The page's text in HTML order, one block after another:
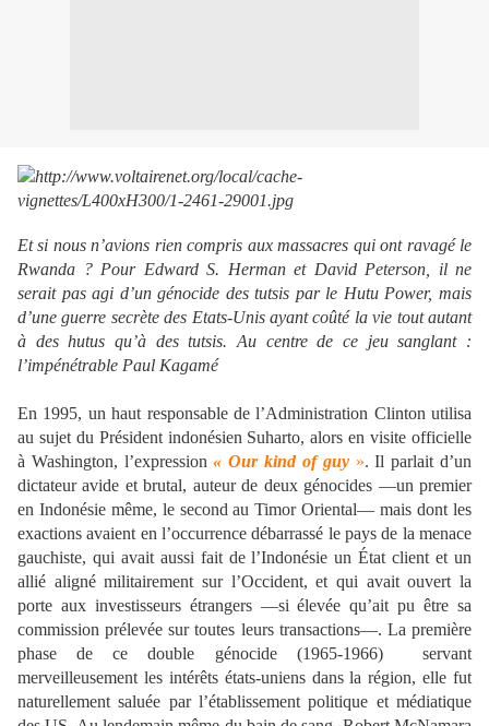
Et si nous n’avions rien compris aux massacres qui ont ravagé le
Rwanda ? Pour Edward S. Herman et David Peterson, il ne
serait pas agi d’un génocide des tutsis par le Hutu Power, mais
d’une guerre secrète des Etats-Unis ayant coûté la vie tout autant
à des hutus qu’à des tutsis. Au centre de ce jeu sanglant :
l’impénétrable Paul Kagamé
En 1995, un haut responsable de l’Administration Clinton utilisa
au sujet du Président indonésien Suharto, alors en visite officielle
à Washington, l’expression« Our kind of guy». Il parlait d’un
dictateur avide et brutal, auteur de deux génocides —un premier
en Indonésie même, le second au Timor Oriental— mais dont les
exactions avaient en l’occurrence débarrassé le pays de la menace
gauchiste, qui avait aussi fait de l’Indonésie un État client et un
allié aligné militairement sur l’Occident, et qui avait ouvert la
porte aux investisseurs étrangers —si élevée qu’ait pu être sa
commission prélevée sur toutes leurs transactions—. La première
phase de ce double génocide (1965-1966) servant
merveilleusement les intérêts états-uniens dans la région, elle fut
naturellement saluée par l’établissement politique et médiatique